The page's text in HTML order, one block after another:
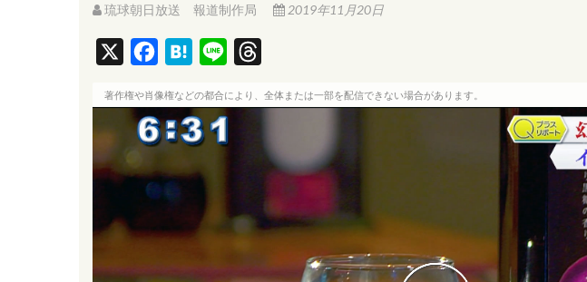
琉球朝日放送 報道制作局 2019年11月20日
c
e
o
k
H
t
e
n
r
a
s
著作権や肖像権などの都合により、全体または一部を配信できない場合があります。